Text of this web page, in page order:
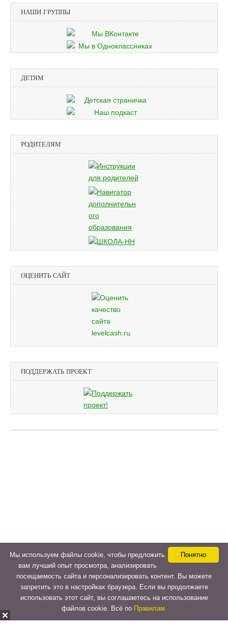
НАШИ ГРУППЫ
ДЕТЯМ
РОДИТЕЛЯМ
ОЦЕНИТЬ САЙТ
ПОДДЕРЖАТЬ ПРОЕКТ
Понятно
Мы используем файлы cookie, чтобы предложить
вам лучший опыт просмотра, анализировать
посещаемость сайта и персонализировать контент. Вы можете
запретить это в настройках браузера. Если вы продолжаете
использовать этот сайт, вы соглашаетесь на использование
файлов cookie. Всё по Правилам.